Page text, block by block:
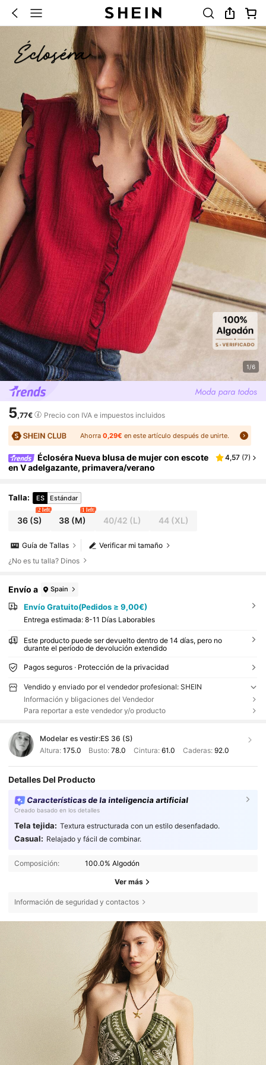
1/6
5,77€ Precio con IVA e impuestos incluidos
Ahorra0,29€ en este artículo después de unirte.
Écloséra Nueva blusa de mujer con escote
en V adelgazante, primavera/verano
4,57 (7)
Talla: ES Estándar
36(S)
2 left
38 (M)
1 left
40/42 (L) 44(XL)
Verificar mi tamaño
Guía de Tallas
¿No es tu talla? Dinos
Envío a Spain
Envío Gratuito(Pedidos ≥ 9,00€)
Entrega estimada: 8-11 Días Laborables
Este producto puede ser devuelto dentro de 14 días, pero no
durante el período de devolución extendido
Pagos seguros · Protección de la privacidad
Vendido y enviado por el vendedor profesional: SHEIN
Información y bligaciones del Vendedor
Para reportar a este vendedor y/o producto
Modelar es vestir:ES 36 (S)
Altura: 175.0 Busto:78.0 Cintura: 61.0 Caderas: 92.0
Detalles Del Producto
Características de la inteligencia artificial
Creado basado en los detalles
Tela tejida: Textura estructurada con un estilo desenfadado.
Casual: Relajado y fácil de combinar.
Composición: 100.0% Algodón
Ver más
Información de seguridad y contactos